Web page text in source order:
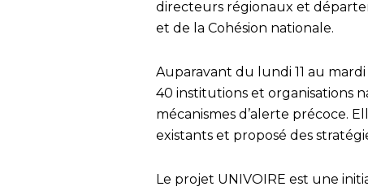
directeurs régionaux et
et de la Cohésion nationale.
Auparavant du lundi 11 au
40 institutions et organisations
mécanismes d’alerte précoce.
existants et proposé des
Le projet UNIVOIRE est une